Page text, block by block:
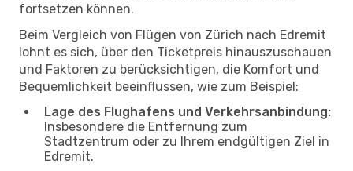
fortsetzen können.
Beim Vergleich von Flügen von Zürich nach Edremit
lohnt es sich, über den Ticketpreis hinauszuschauen
und Faktoren zu berücksichtigen, die Komfort und
Bequemlichkeit beeinflussen, wie zum Beispiel:
Lage des Flughafens und Verkehrsanbindung:
Insbesondere die Entfernung zum
Stadtzentrum oder zu Ihrem endgültigen Ziel in
Edremit.